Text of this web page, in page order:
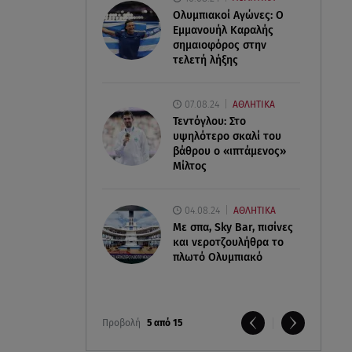
Ολυμπιακοί Αγώνες: Ο
Εμμανουήλ Καραλής
σημαιοφόρος στην
τελετή λήξης
07.08.24 ΑΘΛΗΤΙΚΑ
Τεντόγλου: Στο
υψηλότερο σκαλί του
βάθρου ο «ιπτάμενος»
Μίλτος
04.08.24 ΑΘΛΗΤΙΚΑ
Με σπα, Sky Bar, πισίνες
και νεροτζουλήθρα το
πλωτό Ολυμπιακό
Προβολή 5 από 15